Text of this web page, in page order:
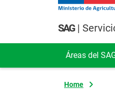
Pasar al contenido principal
SAG|
Áreas del
Home